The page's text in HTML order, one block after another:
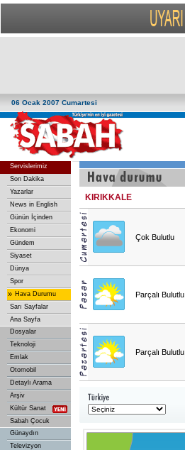
06 Ocak 2007 Cumartesi
Servislerimiz
Son Dakika
Yazarlar
News in English
Günün İçinden
Ekonomi
Gündem
Siyaset
Dünya
Spor
» Hava Durumu
Sarı Sayfalar
Ana Sayfa
Dosyalar
Teknoloji
Emlak
Otomobil
Detaylı Arama
Arşiv
Kültür Sanat
Sabah Çocuk
Günaydın
Televizyon
KIRIKKALE
Çok Bulutlu
Parçalı Bulutlu
Parçalı Bulutlu